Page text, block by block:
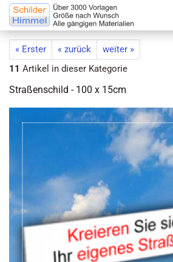
« Erster « zurück
weiter »
11 Artikel in dieser Kategorie
Straßenschild - 100 x 15cm